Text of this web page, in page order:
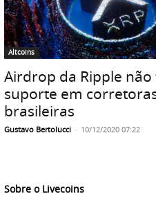
Altcoins
Airdrop da Ripple não
suporte em
brasileiras
Gustavo Bertolucci - 10/12/2020 07:22
Sobre o Livecoins